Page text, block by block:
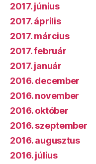
2017. június
2017. április
2017. március
2017. február
2017. január
2016. december
2016. november
2016. október
2016. szeptember
2016. augusztus
2016. július